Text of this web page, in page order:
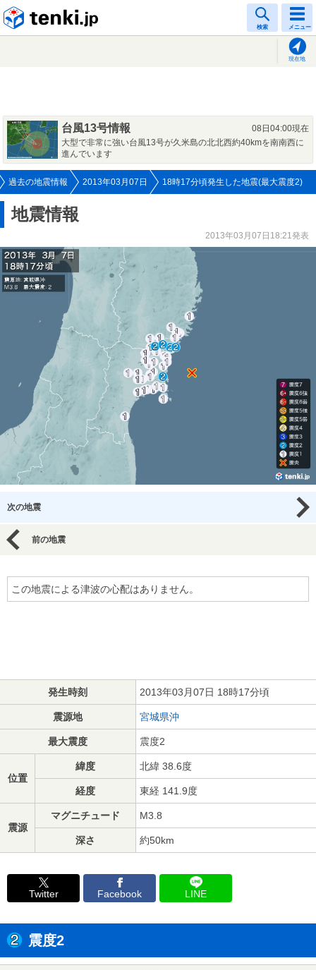
検索 メニュー
現在地
台風13号情報
08日04:00現在
大型で非常に強い台風13号が久米島の北北西約40kmを南南西に
進んでいます
過去の地震情報 2013年03月07日 18時17分頃発生した地震(最大震度2)
地震情報
2013年03月07日18:21発表
次の地震
前の地震
この地震による津波の心配はありません。
発生時刻 2013年03月07日 18時17分頃
震源地 宮城県沖
最大震度 震度2
位置
緯度 北緯 38.6度
経度 東経 141.9度
震源
マグニチュード M3.8
深さ 約50km
Twitter Facebook LINE
震度2